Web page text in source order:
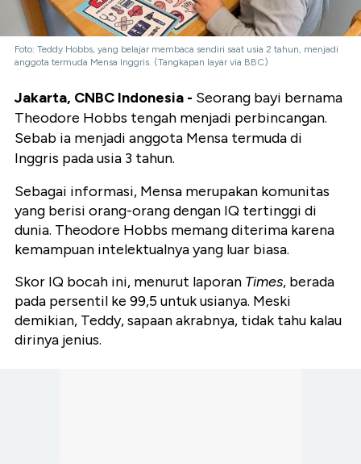
Foto: Teddy Hobbs, yang belajar membaca sendiri saat usia 2 tahun, menjadi
anggota termuda Mensa Inggris. (Tangkapan layar via BBC)
Jakarta, CNBC Indonesia - Seorang bayi bernama
Theodore Hobbs tengah menjadi perbincangan.
Sebab ia menjadi anggota Mensa termuda di
Inggris pada usia 3 tahun.
Sebagai informasi, Mensa merupakan komunitas
yang berisi orang-orang dengan IQ tertinggi di
dunia. Theodore Hobbs memang diterima karena
kemampuan intelektualnya yang luar biasa.
Skor IQ bocah ini, menurut laporan Times, berada
pada persentil ke 99,5 untuk usianya. Meski
demikian, Teddy, sapaan akrabnya, tidak tahu kalau
dirinya jenius.